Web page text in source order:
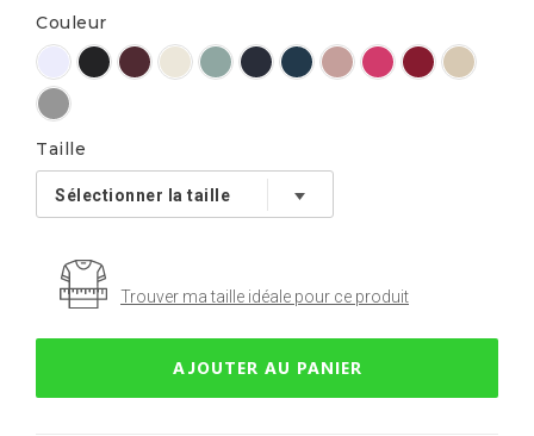
Couleur
Taille
Trouver ma taille idéale pour ce produit
AJOUTER AU PANIER